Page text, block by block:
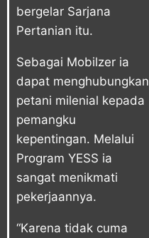
bergelar Sarjana
Pertanian itu.
Sebagai Mobilzer ia
dapat menghubungkan
petani milenial kepada
pemangku
kepentingan. Melalui
Program YESS ia
sangat menikmati
pekerjaannya.
“Karena tidak cuma